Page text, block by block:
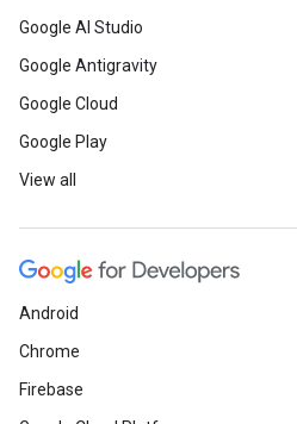
Google AI Studio
Google Antigravity
Google Cloud
Google Play
View all
Android
Chrome
Firebase